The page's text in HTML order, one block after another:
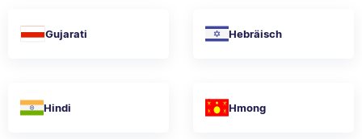
Gujarati Hebräisch
Hindi Hmong